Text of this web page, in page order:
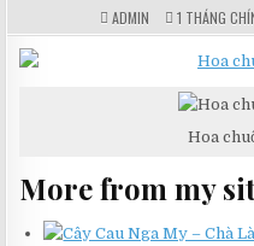
AUTHOR:
ADMIN PUBLISHED
DATE:
1 THÁNG
Hoa
More from my